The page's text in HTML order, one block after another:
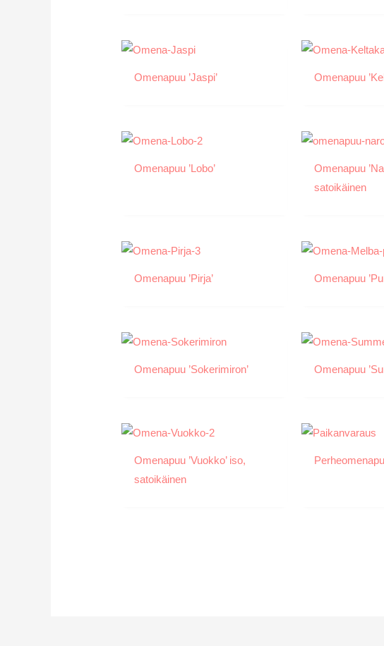
Omenapuu ’Jaspi’ Omenapuu
Omenapuu ’Lobo’
Omenapuu
satoikäinen
Omenapuu ’Pirja’ Omenapuu
Omenapuu ’Sokerimiron’ Omenapuu
Omenapuu ’Vuokko’ iso,
satoikäinen